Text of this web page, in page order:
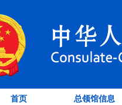
首页 总领馆信息